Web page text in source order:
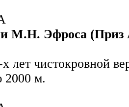
М.Н. Эфроса (Приз
лет чистокровной
2000 м.